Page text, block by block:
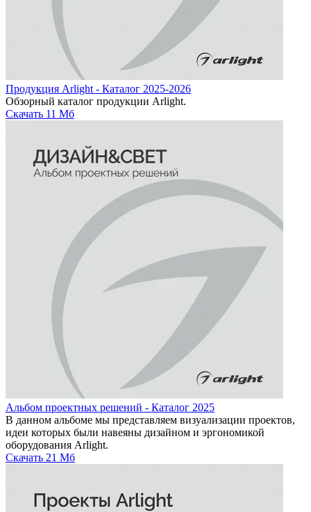
Продукция Arlight - Каталог 2025-2026
Обзорный каталог продукции Arlight.
Скачать 11 Мб
Альбом проектных решений - Каталог 2025
В данном альбоме мы представляем визуализации проектов,
идеи которых были навеяны дизайном и эргономикой
оборудования Arlight.
Скачать 21 Мб